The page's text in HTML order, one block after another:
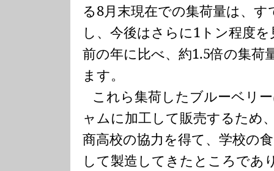
る8月末現在での集荷量は、す
し、今後はさらに1 トン程度
前の年に比べ、約1.5倍の集荷
ます。
これら集荷したブルーベリ
ャムに加工して販売するため
商高校の協力を得て、学校の
して製造してきたところであ